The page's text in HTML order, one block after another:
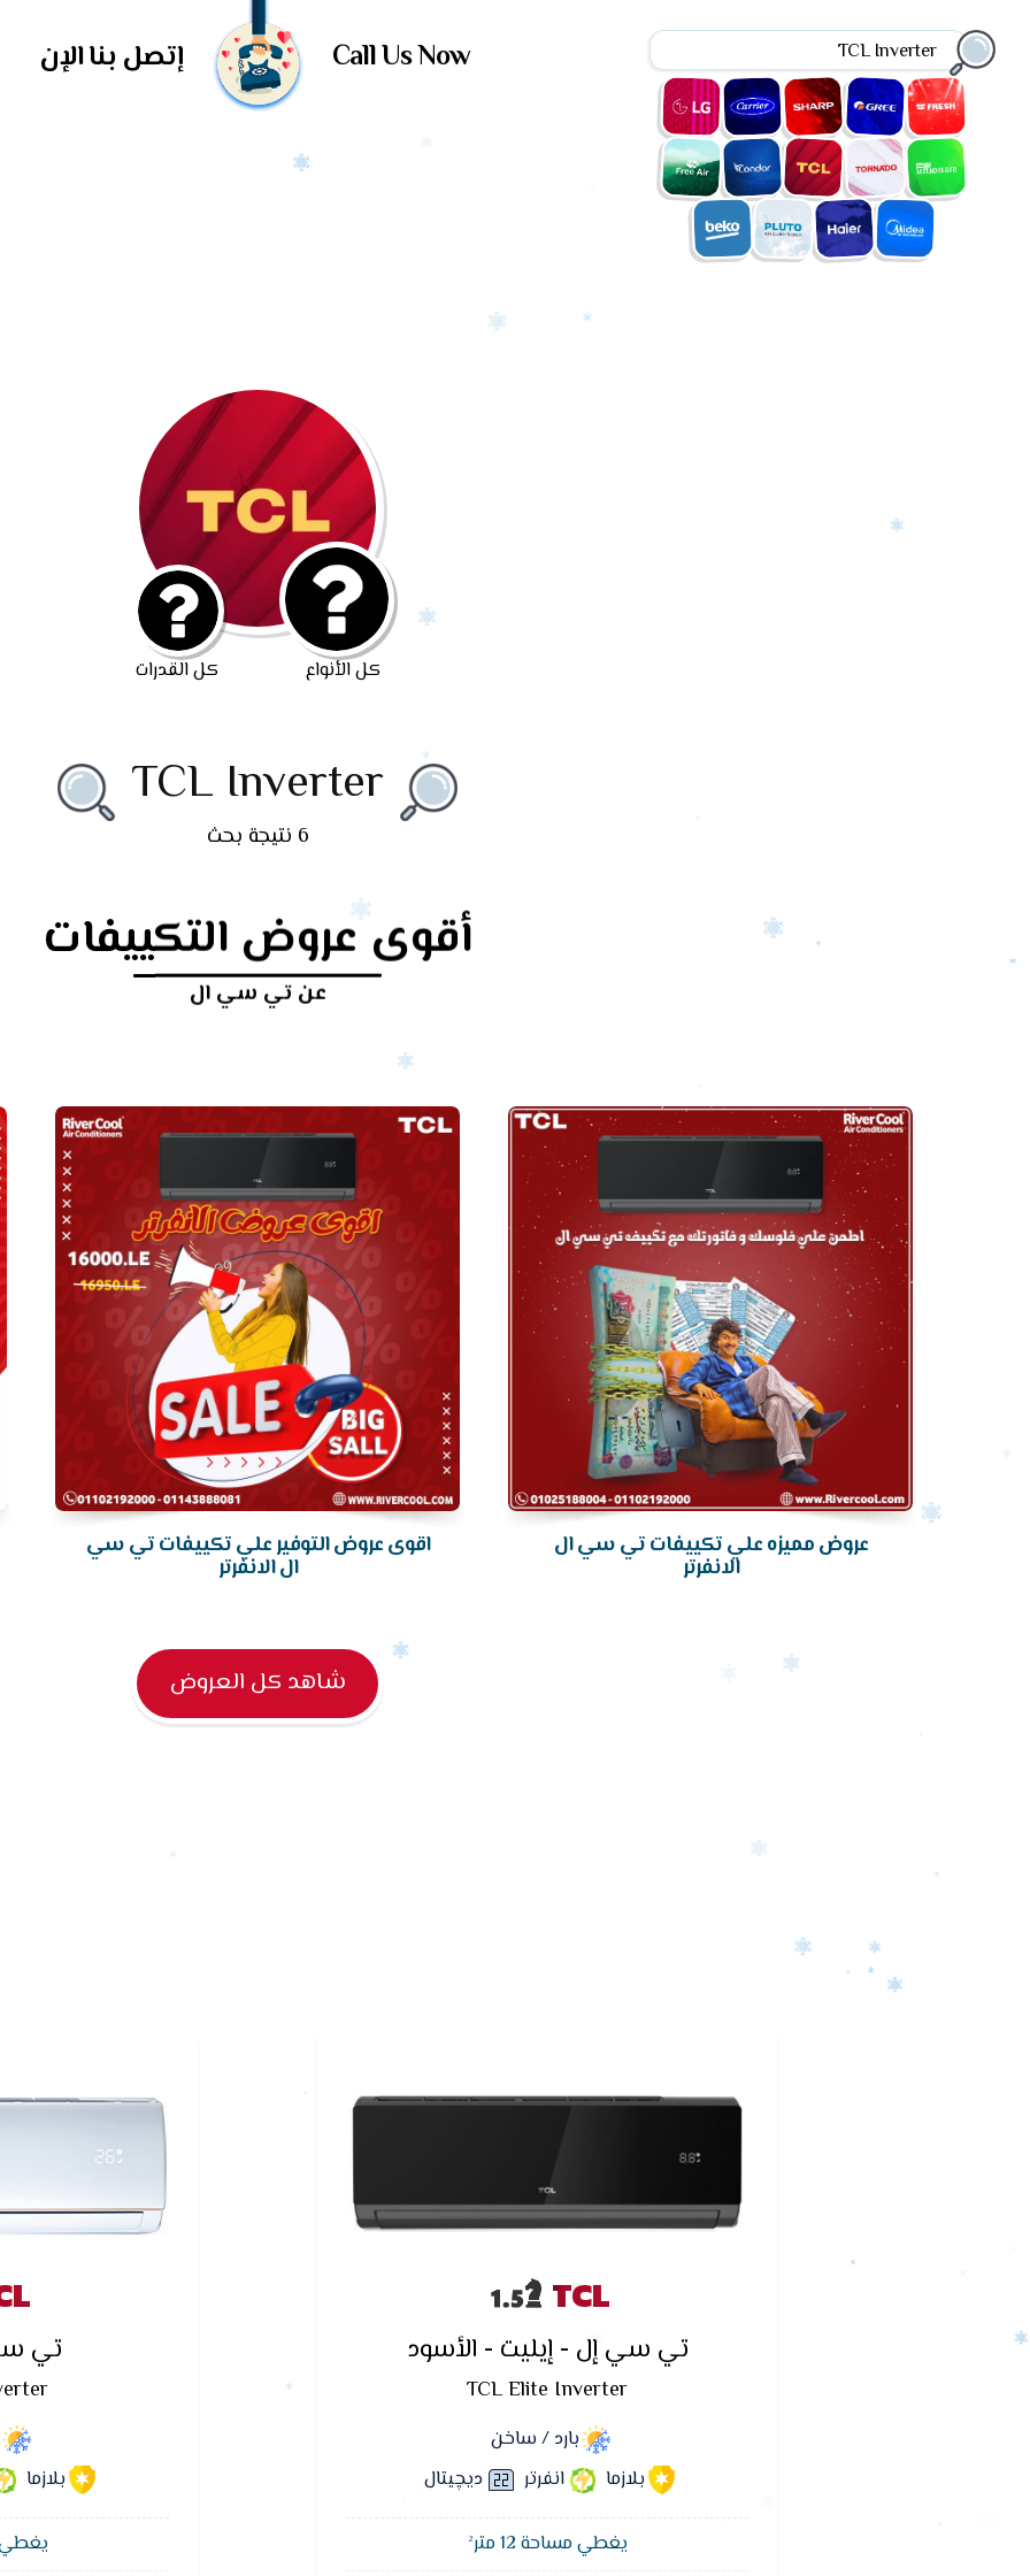
كل القدرات كل الأنواع
TCL Inverter
6 نتيجة بحث
أقوى عروض التكييفات
عن تي سي ال
اقوى عروض التوفير علي تكييفات تي سي
ال الانفرتر
تكييف
عروض مميزه علي تكييفات تي سي ال
الانفرتر
شاهد كل العروض
TCL
تي سي إل - إيليت - الأسود
TCL Elite Inverter
بارد / ساخن
بلازما
انفرتر ديچيتال
يغطي مساحة 12 متر²
تي
بلازما
يغطي
إتصل بنا الإن Call Us Now